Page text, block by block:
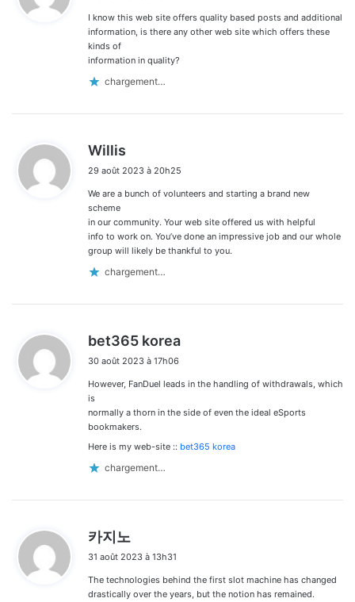
:
I know this web site offers quality based posts and additional
information, is there any other web site which offers these
kinds of
information in quality?
chargement…
Willis
t
29 août 2023 à 20h25
We are a bunch of volunteers and starting a brand new
scheme
in our community. Your web site offered us with helpful
info to work on. You’ve done an impressive job and our whole
group will likely be thankful to you.
chargement…
bet365 korea
30 août 2023 à 17h06
However, FanDuel leads in the handling of withdrawals, which
is
normally a thorn in the side of even the ideal eSports
bookmakers.
Here is my web-site :: bet365 korea
chargement…
카지노
t
31 août 2023 à 13h31
The technologies behind the first slot machine has changed
drastically over the years, but the notion has remained.